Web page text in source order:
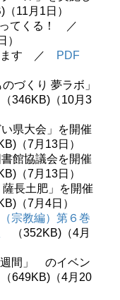
11月1日）
ってくる！ ／
ます ／
PDF
づくり 夢ラボ」
346KB)（10月3
県大会」を開催
（7月13日）
館協議会を開催
（7月13日）
長土肥」を開催
（7月4日）
宗教編）第６巻
（352KB)（4月
週間」 のイベン
649KB)（4月20